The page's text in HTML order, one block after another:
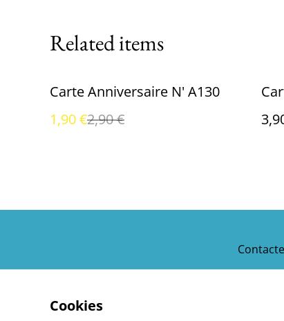
Related items
%
Carte Anniversaire N' A130
1,90 €2,90 €
Cookies